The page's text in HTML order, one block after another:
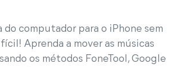
do computador para o iPhone sem
Aprenda a mover as músicas
os métodos FoneTool, Google